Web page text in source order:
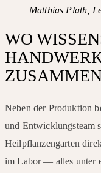
Matthias Plath,
WO
Neben der Produktion
und Entwicklungsteam
Heilpflanzengarten
im Labor — alles unter